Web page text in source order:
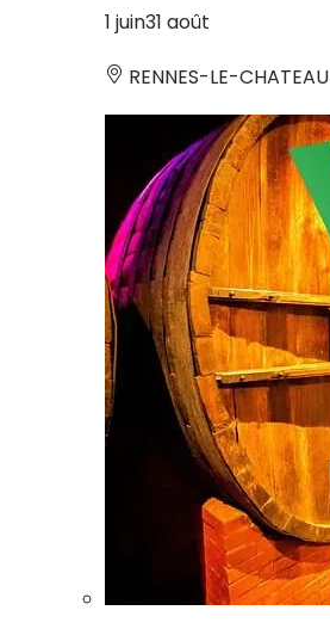
1 juin31 août
RENNES-LE-CHATEAU